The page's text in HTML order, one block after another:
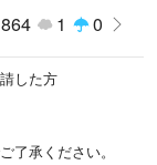
864 1 0
した方
了承ください。